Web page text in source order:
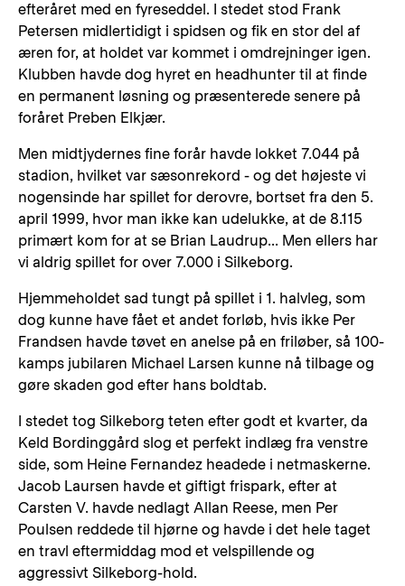
efteråret med en fyreseddel. I stedet stod Frank
Petersen midlertidigt i spidsen og fik en stor del af
æren for, at holdet var kommet i omdrejninger igen.
Klubben havde dog hyret en headhunter til at finde
en permanent løsning og præsenterede senere på
foråret Preben Elkjær.
Men midtjydernes fine forår havde lokket 7.044 på
stadion, hvilket var sæsonrekord - og det højeste vi
nogensinde har spillet for derovre, bortset fra den 5.
april 1999, hvor man ikke kan udelukke, at de 8.115
primært kom for at se Brian Laudrup... Men ellers har
vi aldrig spillet for over 7.000 i Silkeborg.
Hjemmeholdet sad tungt på spillet i 1. halvleg, som
dog kunne have fået et andet forløb, hvis ikke Per
Frandsen havde tøvet en anelse på en friløber, så 100-
kamps jubilaren Michael Larsen kunne nå tilbage og
gøre skaden god efter hans boldtab.
I stedet tog Silkeborg teten efter godt et kvarter, da
Keld Bordinggård slog et perfekt indlæg fra venstre
side, som Heine Fernandez headede i netmaskerne.
Jacob Laursen havde et giftigt frispark, efter at
Carsten V. havde nedlagt Allan Reese, men Per
Poulsen reddede til hjørne og havde i det hele taget
en travl eftermiddag mod et velspillende og
aggressivt Silkeborg-hold.